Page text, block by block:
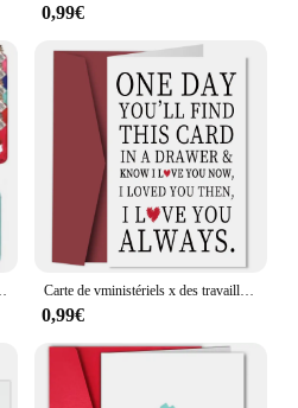
0,99€
Carte de vministériels x des travailleurs de l'amour équilibré ère, je t'aime toujours, carte de vministériels x pour lui, sa femme vertébrale, amoureux, parfaite pour la journée de Léon, mariage
0,99€